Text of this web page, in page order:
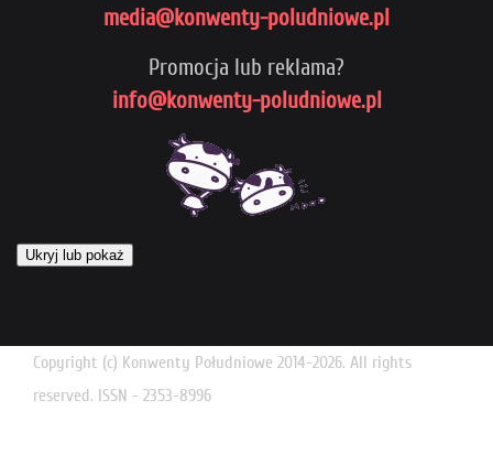
media@konwenty-poludniowe.pl
Promocja lub reklama?
info@konwenty-poludniowe.pl
Ukryj lub pokaż
Copyright (c) Konwenty Południowe 2014-2026. All rights
reserved. ISSN - 2353-8996